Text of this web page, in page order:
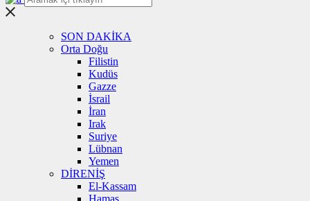
SON DAKİKA
Orta Doğu
Filistin
Kudüs
Gazze
İsrail
İran
Irak
Suriye
Lübnan
Yemen
DİRENİŞ
El-Kassam
Hamas